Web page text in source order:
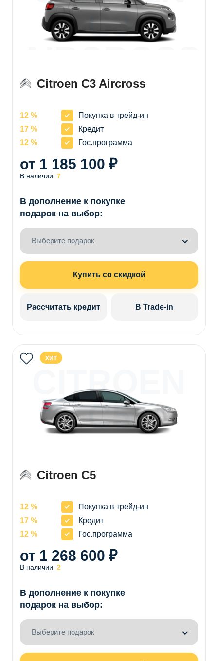
C3
Citroen C3 Aircross
12 %
Покупка в трейд-ин
17 %
Кредит
12 %
Гос.программа
от 1 185 100 ₽
В наличии: 7
В дополнение к покупке
подарок на выбор:
Выберите подарок
Купить со скидкой
Рассчитать кредит В Trade-in
ХИТ
CITROEN
C5
Citroen C5
12 %
Покупка в трейд-ин
17 %
Кредит
12 %
Гос.программа
от 1 268 600 ₽
В наличии: 2
В дополнение к покупке
подарок на выбор:
Выберите подарок